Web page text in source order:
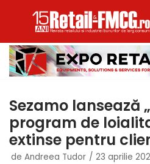
la
conținut
Sezamo lansează
program de
extinse pentru
de Andreea Tudor 23 aprilie